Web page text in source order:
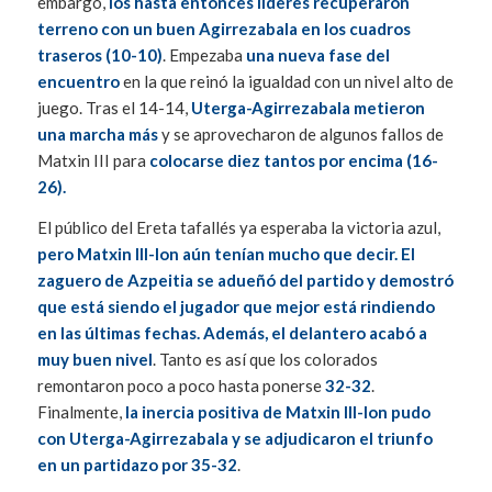
terreno con un buen Agirrezabala en los cuadros
traseros (10-10). Empezaba una nueva fase del
encuentroen la que reinó la igualdad con un nivel alto de
juego. Tras el 14-14, Uterga-Agirrezabala metieron
una marcha másy se aprovecharon de algunos fallos de
Matxin III para colocarse diez tantos por encima (16-
26).
El público del Ereta tafallés ya esperaba la victoria azul,
pero Matxin III-Ion aún tenían mucho que decir. El
zaguero de Azpeitia se adueñó del partido y demostró
que está siendo el jugador que mejor está rindiendo
en las últimas fechas. Además, el delantero acabó a
muy buen nivel. Tanto es así que los colorados
remontaron poco a poco hasta ponerse32-32.
Finalmente, la inercia positiva de Matxin III-Ion pudo
con Uterga-Agirrezabala y se adjudicaron el triunfo
en un partidazo por 35-32.